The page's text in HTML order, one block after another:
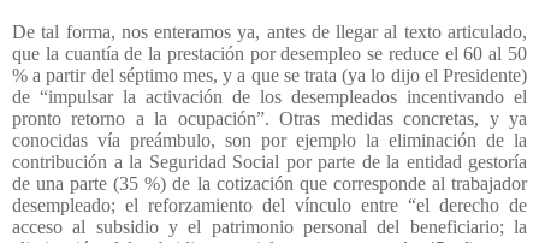
De tal forma, nos enteramos ya, antes de llegar al texto articulado,
que la cuantía de la prestación por desempleo se reduce el 60 al 50
% a partir del séptimo mes, y a que se trata (ya lo dijo el Presidente)
de “impulsar la activación de los desempleados incentivando el
pronto retorno a la ocupación”. Otras medidas concretas, y ya
conocidas vía preámbulo, son por ejemplo la eliminación de la
contribución a la Seguridad Social por parte de la entidad gestoría
de una parte (35 %) de la cotización que corresponde al trabajador
desempleado; el reforzamiento del vínculo entre “el derecho de
acceso al subsidio y el patrimonio personal del beneficiario; la